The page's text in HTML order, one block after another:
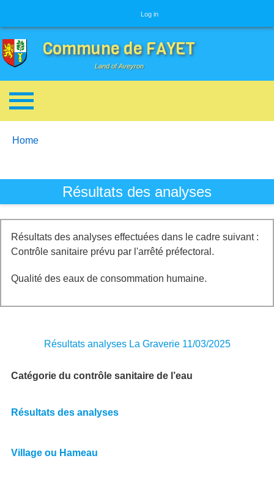
Log in
Commune de FAYET
Land of Aveyron
Breadcrumbs
You are here:
Home
Résultats des analyses
Résultats des analyses effectuées dans le cadre suivant :
Contrôle sanitaire prévu par l'arrêté préfectoral.
Qualité des eaux de consommation humaine.
Résultats analyses La Graverie 11/03/2025
Catégorie du contrôle sanitaire de l’eau
Résultats des analyses
Village ou Hameau